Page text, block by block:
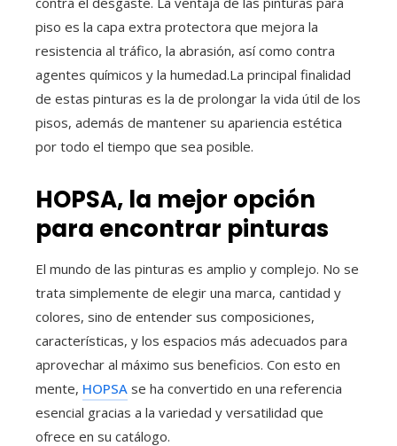
piso es la capa extra protectora que mejora la
resistencia al tráfico, la abrasión, así como contra
agentes químicos y la humedad.La principal finalidad
de estas pinturas es la de prolongar la vida útil de los
pisos, además de mantener su apariencia estética
por todo el tiempo que sea posible.
HOPSA, la mejor opción
para encontrar pinturas
El mundo de las pinturas es amplio y complejo. No se
trata simplemente de elegir una marca, cantidad y
colores, sino de entender sus composiciones,
características, y los espacios más adecuados para
aprovechar al máximo sus beneficios. Con esto en
mente, HOPSA se ha convertido en una referencia
esencial gracias a la variedad y versatilidad que
ofrece en su catálogo.